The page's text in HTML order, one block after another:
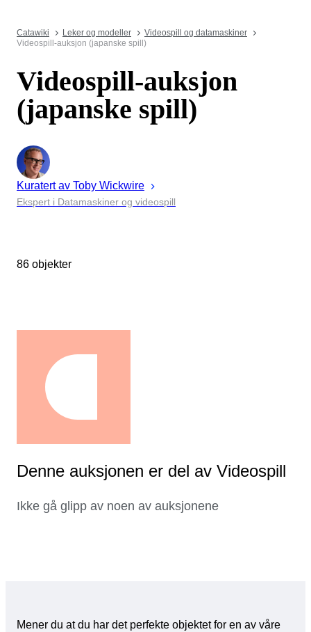
Catawiki Leker og modeller
Videospill og datamaskiner
Videospill-auksjon (japanske spill)
Videospill-auksjon
(japanske spill)
Kuratert av Toby Wickwire
Ekspert i Datamaskiner og videospill
86 objekter
Denne auksjonen er del av Videospill
Ikke gå glipp av noen av auksjonene
Mener du at du har det perfekte objektet for en av våre